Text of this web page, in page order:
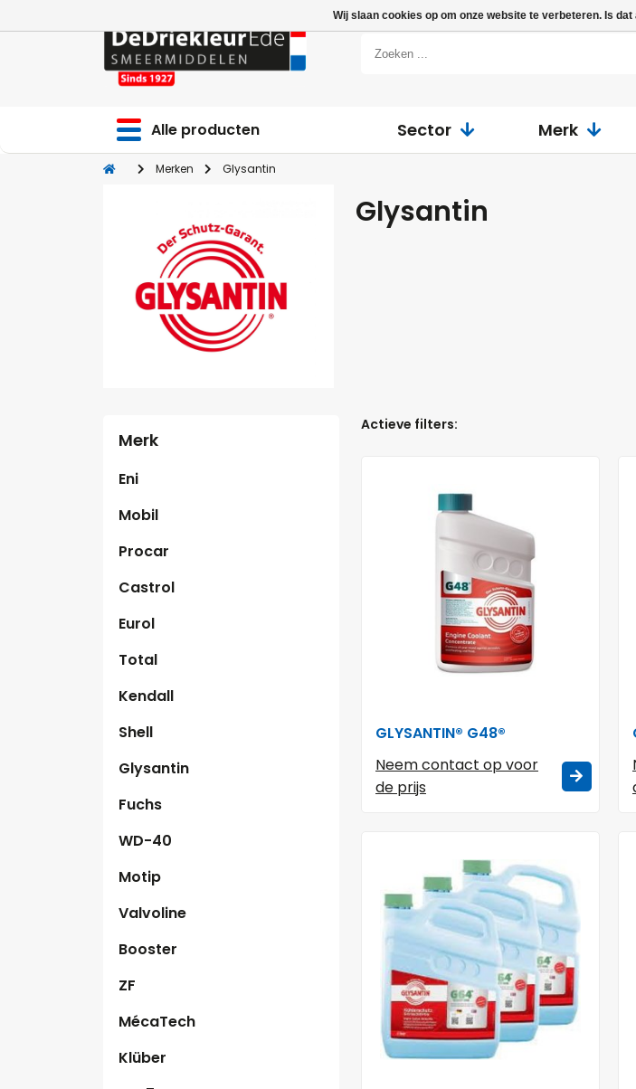
Alle producten Sector Merk
Merken Glysantin
Glysantin
Merk
Eni
Mobil
Procar
Castrol
Eurol
Total
Kendall
Shell
Glysantin
Fuchs
WD-40
Motip
Valvoline
Booster
ZF
MécaTech
Klüber
Actieve filters:
GLYSANTIN® G48®
Neem contact op voor
de prijs
Wij slaan cookies op om onze website te verbeteren. Is